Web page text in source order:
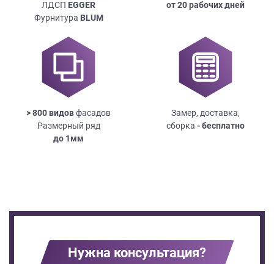
ЛДСП EGGER
Фурнитура BLUM
от 20 рабочих дней
> 800 видовфасадов
Размерный ряд
до 1мм
Замер, доставка,
сборка - бесплатно
Нужна консультация?